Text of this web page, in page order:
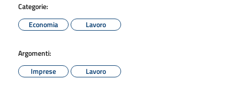
Categorie:
Economia
Lavoro
Argomenti:
Imprese
Lavoro